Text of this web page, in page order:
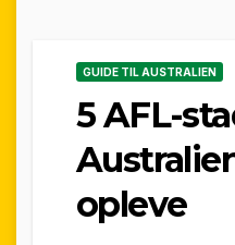
GUIDE TIL AUSTRALIEN
5 AFL-
opleve